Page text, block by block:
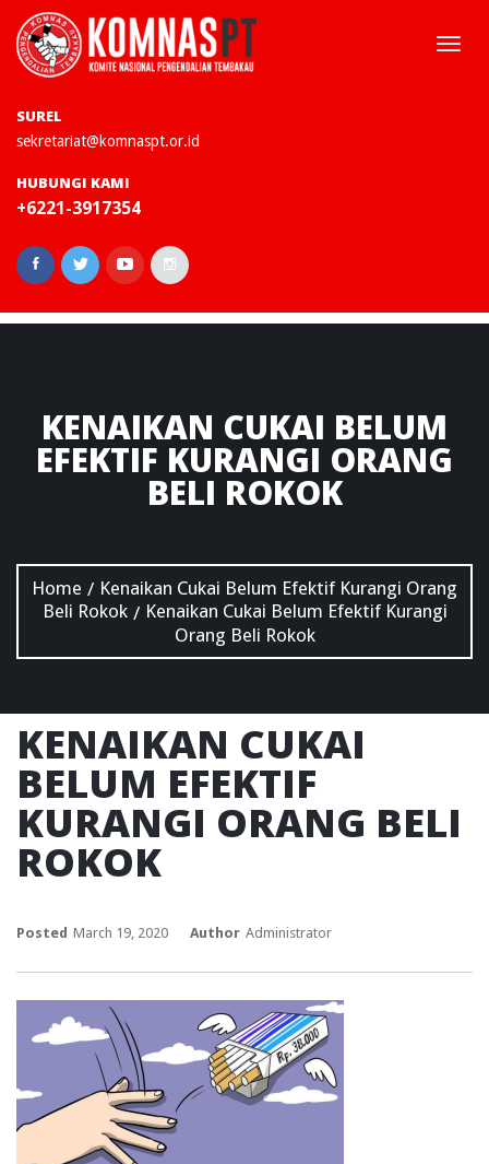
SUREL
sekretariat@komnaspt.or.id
HUBUNGI KAMI
+6221-3917354
KENAIKAN CUKAI BELUM
EFEKTIF KURANGI ORANG
BELI ROKOK
Home / Kenaikan Cukai Belum Efektif Kurangi Orang
Beli Rokok / Kenaikan Cukai Belum Efektif Kurangi
Orang Beli Rokok
KENAIKAN CUKAI
BELUM EFEKTIF
KURANGI ORANG BELI
ROKOK
Posted March 19, 2020 Author Administrator